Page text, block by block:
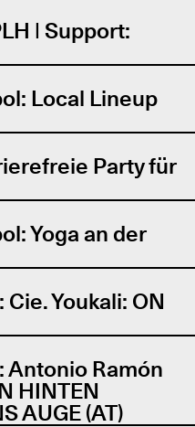
| Support:
Local Lineup
Party für
Yoga an der
Youkali: ON
Antonio Ramón
HINTEN
AUGE (AT)